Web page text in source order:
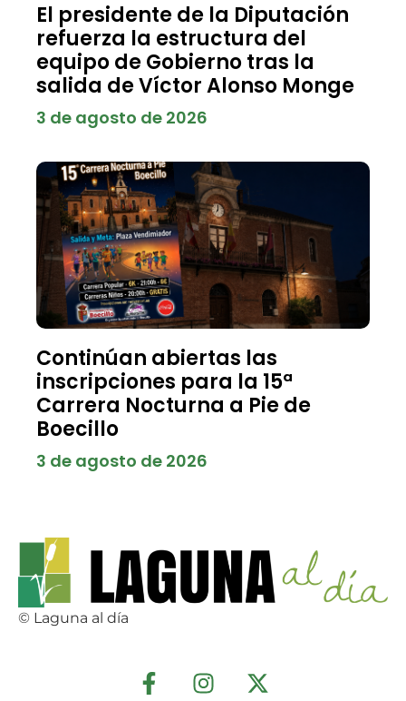
El presidente de la Diputación
refuerza la estructura del
equipo de Gobierno tras la
salida de Víctor Alonso Monge
3 de agosto de 2026
Continúan abiertas las
inscripciones para la 15ª
Carrera Nocturna a Pie de
Boecillo
3 de agosto de 2026
© Laguna al día